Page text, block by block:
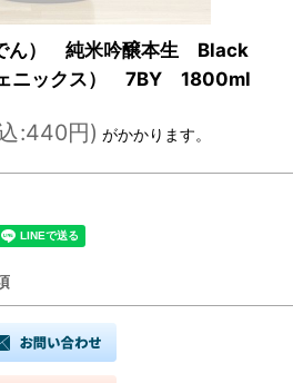
ん） 純米吟醸本生 Black
ニックス） 7BY 1800ml
:440円) がかかります。